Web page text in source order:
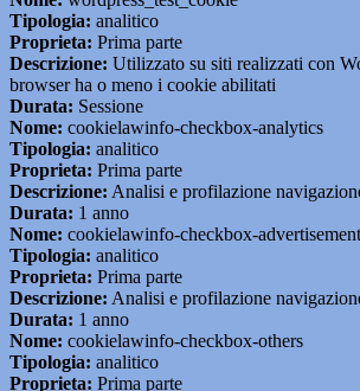
Tipologia: analitico
Proprieta: Prima parte
Descrizione: Utilizzato su siti realizzati con
browser ha o meno i cookie abilitati
Durata: Sessione
Nome: cookielawinfo-checkbox-analytics
Tipologia: analitico
Proprieta: Prima parte
Descrizione: Analisi e profilazione
Durata: 1 anno
Nome: cookielawinfo-checkbox-advertisement
Tipologia: analitico
Proprieta: Prima parte
Descrizione: Analisi e profilazione
Durata: 1 anno
Nome: cookielawinfo-checkbox-others
Tipologia: analitico
Proprieta: Prima parte